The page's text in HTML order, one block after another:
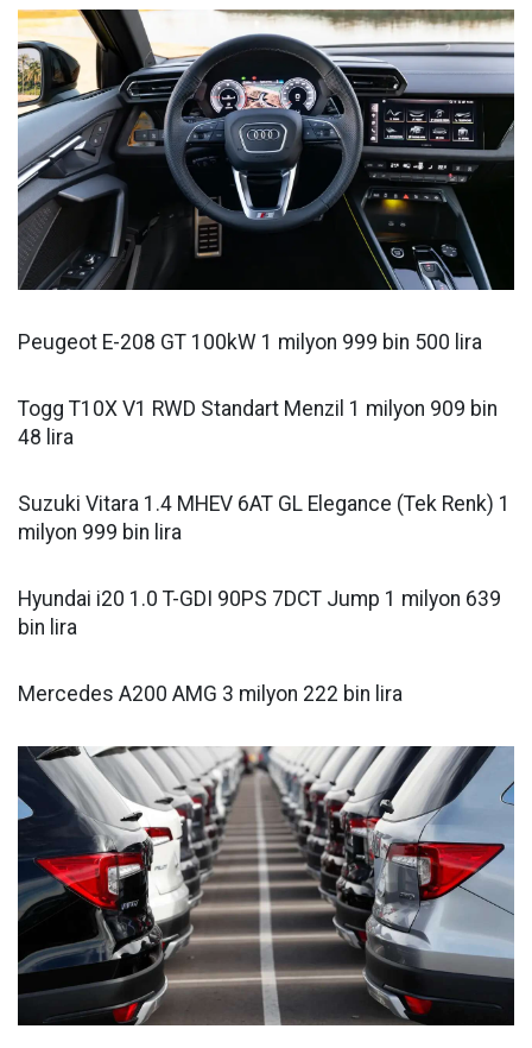
Peugeot E-208 GT 100kW 1 milyon 999 bin 500 lira
Togg T10X V1 RWD Standart Menzil 1 milyon 909 bin
48 lira
Suzuki Vitara 1.4 MHEV 6AT GL Elegance (Tek Renk) 1
milyon 999 bin lira
Hyundai i20 1.0 T-GDI 90PS 7DCT Jump 1 milyon 639
bin lira
Mercedes A200 AMG 3 milyon 222 bin lira